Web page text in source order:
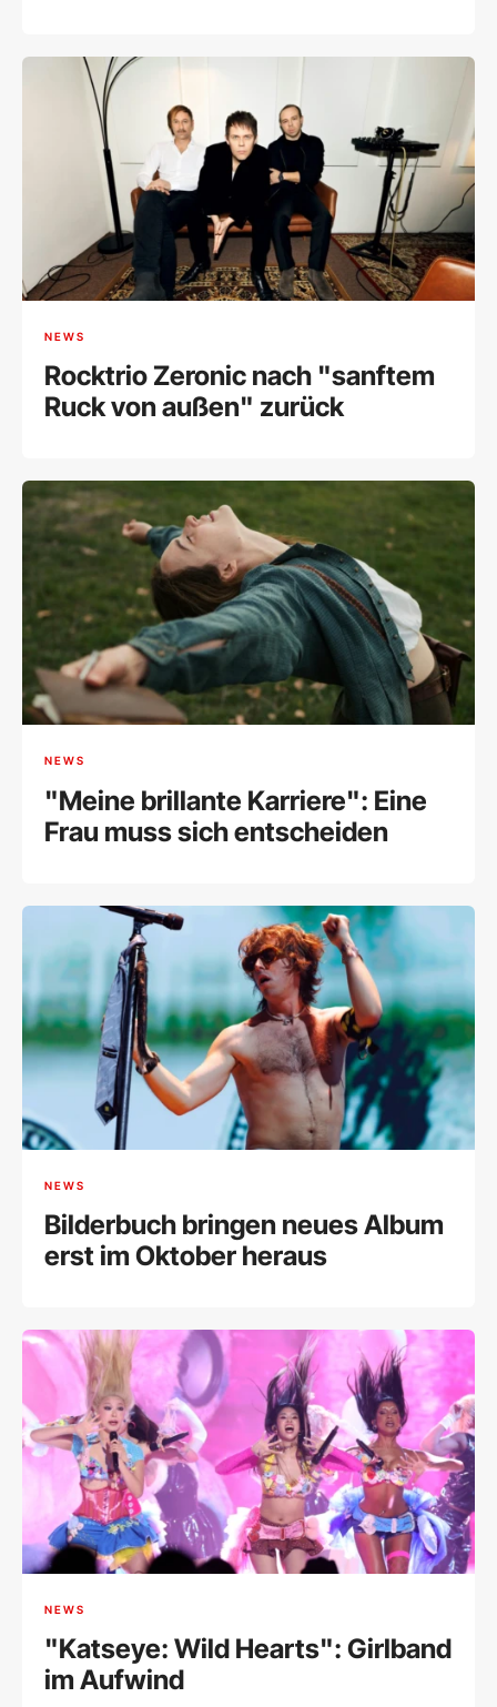
NEWS
Rocktrio Zeronic nach "sanftem
Ruck von außen" zurück
NEWS
"Meine brillante Karriere": Eine
Frau muss sich entscheiden
NEWS
Bilderbuch bringen neues Album
erst im Oktober heraus
NEWS
"Katseye: Wild Hearts": Girlband
im Aufwind